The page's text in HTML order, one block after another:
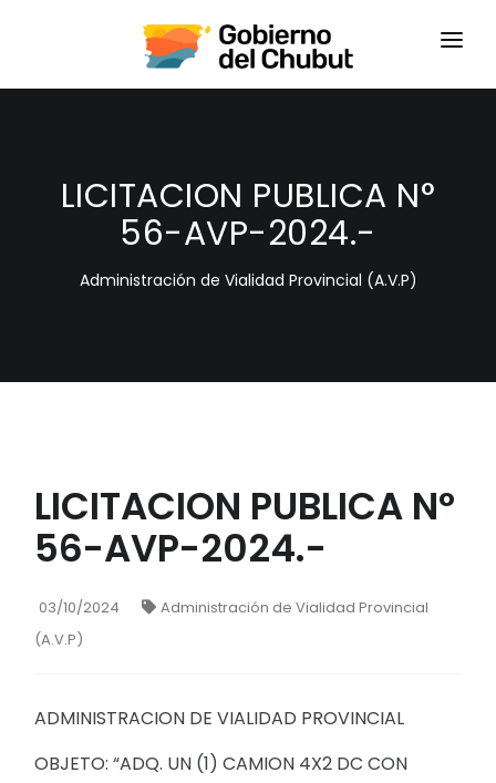
HOME
LICITACION PUBLICA N°
56-AVP-2024.-
Administración de Vialidad Provincial (A.V.P)
LICITACION PUBLICA N°
56-AVP-2024.-
03/10/2024
Administración de Vialidad Provincial
(A.V.P)
ADMINISTRACION DE VIALIDAD PROVINCIAL
OBJETO: “ADQ. UN (1) CAMION 4X2 DC CON